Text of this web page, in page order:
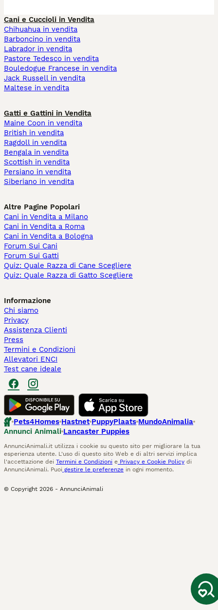
Cani e Cuccioli in Vendita
Chihuahua in vendita
Barboncino in vendita
Labrador in vendita
Pastore Tedesco in vendita
Bouledogue Francese in vendita
Jack Russell in vendita
Maltese in vendita
Gatti e Gattini in Vendita
Maine Coon in vendita
British in vendita
Ragdoll in vendita
Bengala in vendita
Scottish in vendita
Persiano in vendita
Siberiano in vendita
Altre Pagine Popolari
Cani in Vendita a Milano
Cani in Vendita a Roma
Cani in Vendita a Bologna
Forum Sui Cani
Forum Sui Gatti
Quiz: Quale Razza di Cane Scegliere
Quiz: Quale Razza di Gatto Scegliere
Informazione
Chi siamo
Privacy
Assistenza Clienti
Press
Termini e Condizioni
Allevatori ENCI
Test cane ideale
Pets4Homes Hastnet PuppyPlaats MundoAnimalia
Annunci Animali Lancaster Puppies
AnnunciAnimali.it utilizza i cookie su questo sito per migliorare la tua
esperienza utente. L'uso di questo sito Web e di altri servizi implica
l'accettazione dei Termini e Condizioni e Privacy e Cookie Policy di
AnnunciAnimali. Puoi gestire le preferenze in ogni momento.
© Copyright 2026 - AnnunciAnimali